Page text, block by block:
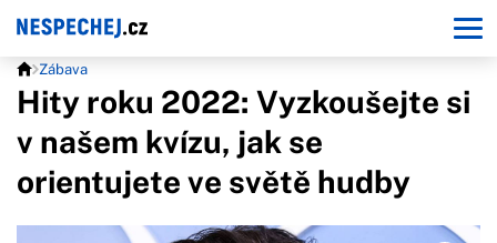
Zábava
Hity roku 2022: Vyzkoušejte si
v našem kvízu, jak se
orientujete ve světě hudby